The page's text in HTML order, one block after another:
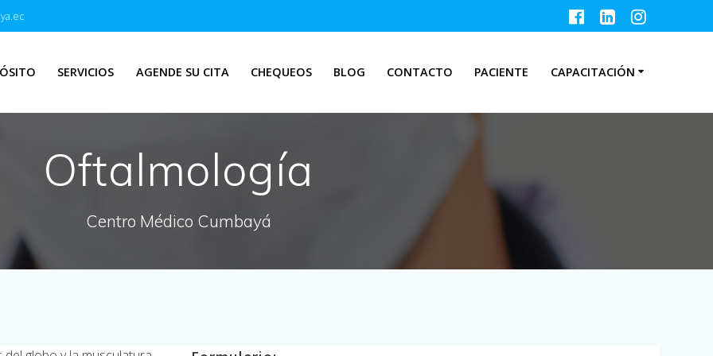
SERVICIOS AGENDE SU CITA CHEQUEOS BLOG CONTACTO PACIENTE CAPACITACIÓN
Oftalmología
Centro Médico Cumbayá